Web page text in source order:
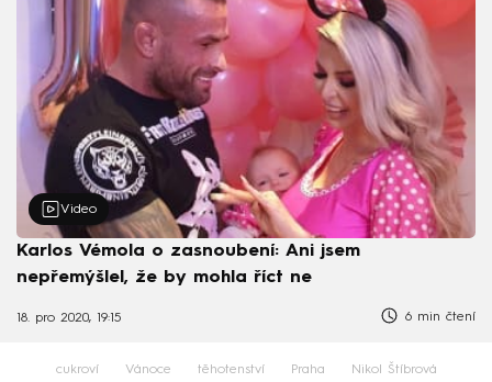
Video
Karlos Vémola o zasnoubení: Ani jsem
nepřemýšlel, že by mohla říct ne
18. pro 2020, 19:15 6 min čtení
cukroví Vánoce těhotenství Praha Nikol Štíbrová